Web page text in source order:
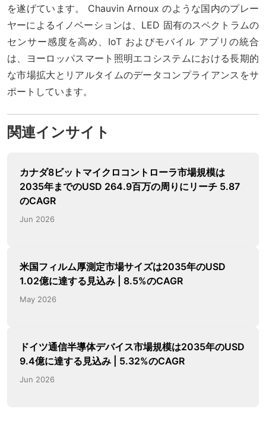
を遂げています。 Chauvin Arnoux のような国内のプレー
ヤーによるイノベーションは、LED 固有のスペクトラムの
センサー感度を高め、IoT およびモバイル アプリの統合
は、ヨーロッパスマート照明エコシステムにおける長期的
な市場拡大とリアルタイムのデータコンプライアンスをサ
ポートしています。
関連インサイト
カナダ8ビットマイクロコントローラ市場規模は
2035年までのUSD 264.9百万の周りにリーチ 5.87
のCAGR
Jun 2026
米国フィルム厚測定市場サイズは2035年のUSD
1.02億に達する見込み | 8.5%のCAGR
May 2026
ドイツ通信半導体デバイス市場規模は2035年のUSD
9.4億に達する見込み | 5.32%のCAGR
Jun 2026